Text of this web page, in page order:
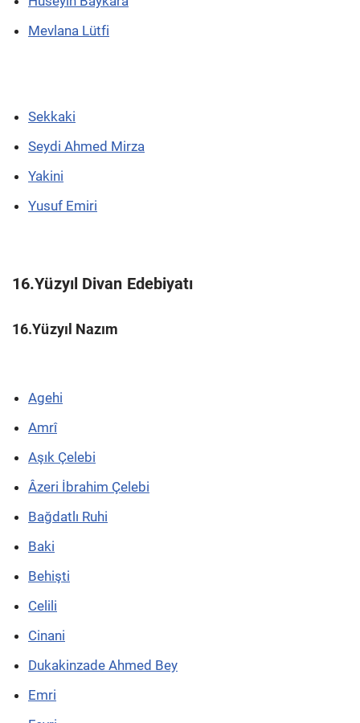
Mevlana Lütfi
Sekkaki
Seydi Ahmed Mirza
Yakini
Yusuf Emiri
16.Yüzyıl Divan Edebiyatı
16.Yüzyıl Nazım
Agehi
Amrî
Aşık Çelebi
Âzeri İbrahim Çelebi
Bağdatlı Ruhi
Baki
Behişti
Celili
Cinani
Dukakinzade Ahmed Bey
Emri